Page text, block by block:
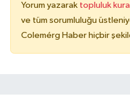
Yorum yazarak topluluk
ve tüm sorumluluğu
Colemérg Haber hiçbir